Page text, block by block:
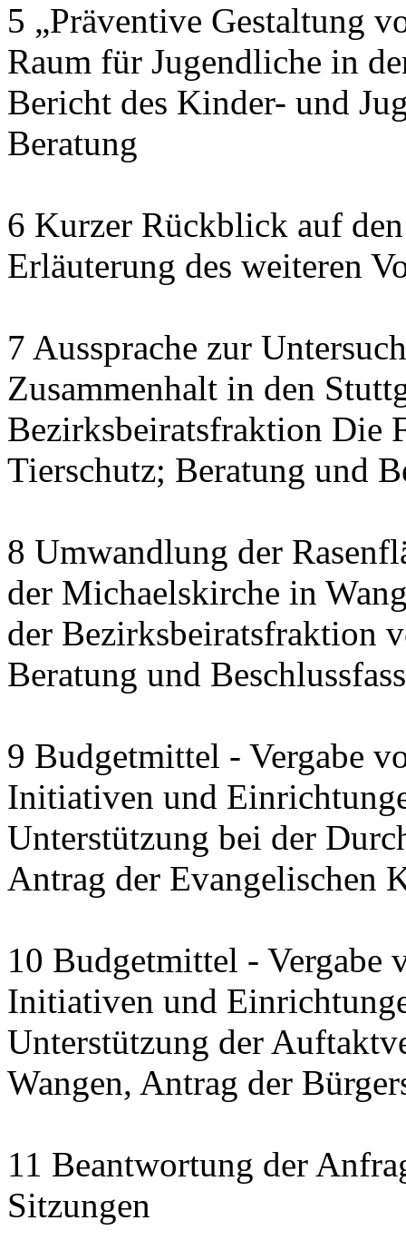
5 „Präventive Gestaltung
Raum für Jugendliche in
Bericht des Kinder- und
Beratung
6 Kurzer Rückblick auf
Erläuterung des weiteren
7 Aussprache zur
Zusammenhalt in den
Bezirksbeiratsfraktion Die
Tierschutz; Beratung und
8 Umwandlung der
der Michaelskirche in
der Bezirksbeiratsfraktion
Beratung und
9 Budgetmittel - Vergabe
Initiativen und
Unterstützung bei der
Antrag der Evangelischen
10 Budgetmittel - Vergabe
Initiativen und
Unterstützung der
Wangen, Antrag der
11 Beantwortung der
Sitzungen